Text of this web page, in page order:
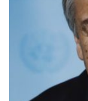
ค้นหา